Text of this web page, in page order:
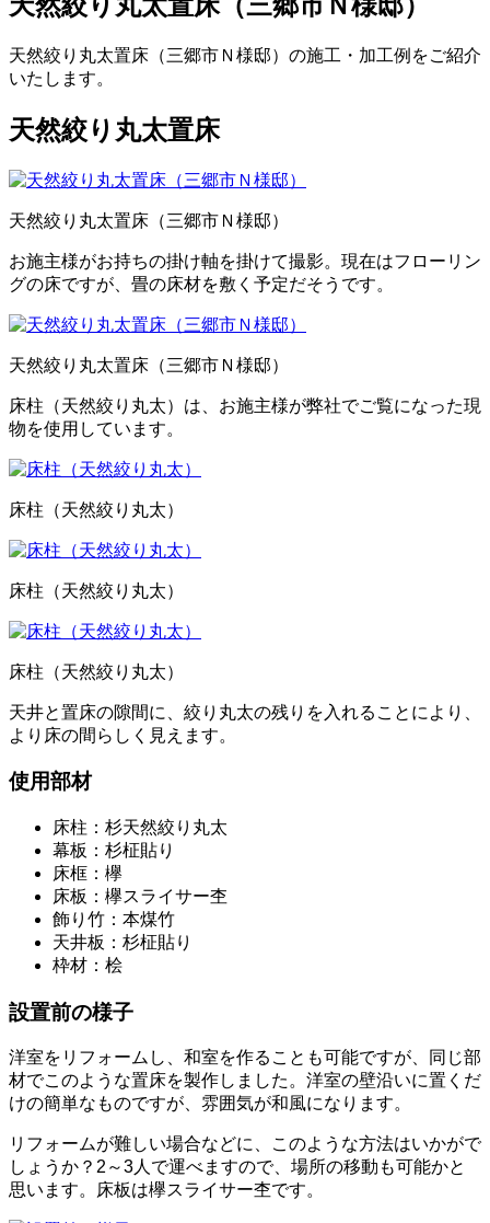
天然絞り丸太置床（三郷市Ｎ様邸）の施工・加工例をご紹介
いたします。
天然絞り丸太置床
天然絞り丸太置床（三郷市Ｎ様邸）
お施主様がお持ちの掛け軸を掛けて撮影。現在はフローリン
グの床ですが、畳の床材を敷く予定だそうです。
天然絞り丸太置床（三郷市Ｎ様邸）
床柱（天然絞り丸太）は、お施主様が弊社でご覧になった現
物を使用しています。
床柱（天然絞り丸太）
床柱（天然絞り丸太）
床柱（天然絞り丸太）
天井と置床の隙間に、絞り丸太の残りを入れることにより、
より床の間らしく見えます。
使用部材
床柱：杉天然絞り丸太
幕板：杉柾貼り
床框：欅
床板：欅スライサー杢
飾り竹：本煤竹
天井板：杉柾貼り
枠材：桧
設置前の様子
洋室をリフォームし、和室を作ることも可能ですが、同じ部
材でこのような置床を製作しました。洋室の壁沿いに置くだ
けの簡単なものですが、雰囲気が和風になります。
リフォームが難しい場合などに、このような方法はいかがで
しょうか？2～3人で運べますので、場所の移動も可能かと
思います。床板は欅スライサー杢です。